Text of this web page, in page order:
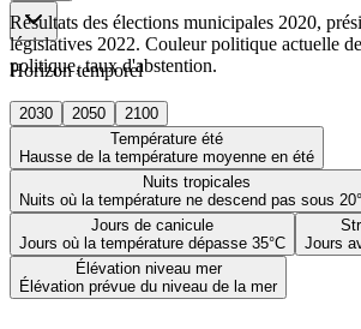
Horizon temporel
2030 2050
2100
Température été
Hausse de la température moyenne en été
Nuits tropicales
Nuits où la température ne descend pas sous
Jours de canicule
Jours où la température dépasse 35°C
Jours
Élévation niveau mer
Élévation prévue du niveau de la mer
Résultats des élections municipales 2020,
législatives 2022. Couleur politique actuelle
politique, taux d'abstention.